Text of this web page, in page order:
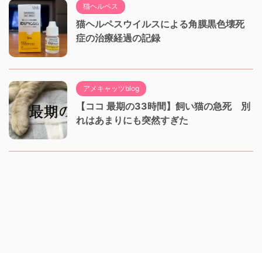
猫ヘルペス
猫ヘルペスウイルスによる角膜黒色壊死
症の治療経過の記録
アメキャッツblog
【ココ 最期の33時間】飼い猫の急死 別
れはあまりにも突然すぎた